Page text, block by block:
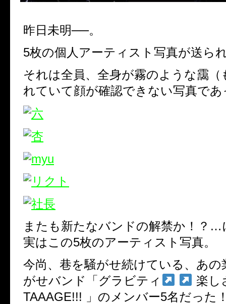
昨日未明──。
5枚の個人アーティスト写真が送ら
それは全員、全身が霧のような靄（
れていて顔が確認できない写真で
またも新たなバンドの解禁か！？…
実はこの5枚のアーティスト写真。
今尚、巷を騒がせ続けている、あの
がせバンド
「グラビティ
楽し
TAAAGE!!!
」のメンバー5名だった